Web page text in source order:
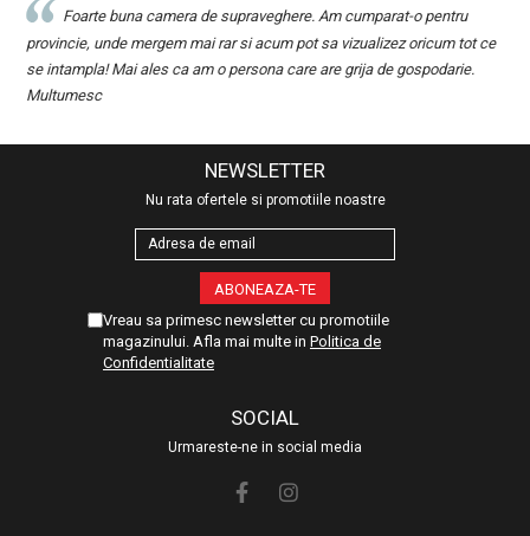
Foarte buna camera de supraveghere. Am cumparat-o pentru
provincie, unde mergem mai rar si acum pot sa vizualizez oricum tot ce
se intampla! Mai ales ca am o persona care are grija de gospodarie.
Multumesc
NEWSLETTER
Nu rata ofertele si promotiile noastre
Vreau sa primesc newsletter cu promotiile
magazinului. Afla mai multe in Politica de
Confidentialitate
SOCIAL
Urmareste-ne in social media